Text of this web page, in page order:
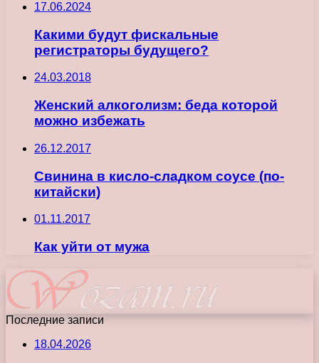
17.06.2024
Какими будут фискальные
регистраторы будущего?
24.03.2018
Женский алкоголизм: беда которой
можно избежать
26.12.2017
Свинина в кисло-сладком соусе (по-
китайски)
01.11.2017
Как уйти от мужа
Последние записи
18.04.2026